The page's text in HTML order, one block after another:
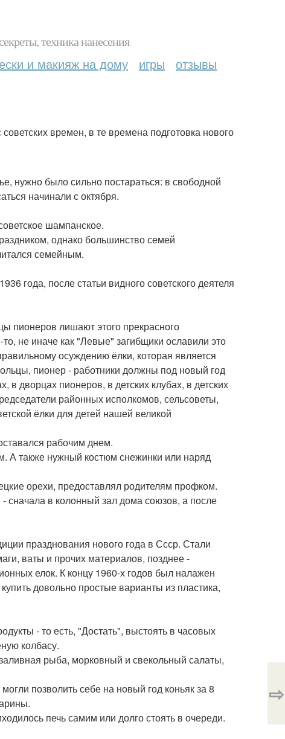
техника нанесения
и макияж на дому игры отзывы
времен, в те времена подготовка нового
нужно было сильно постараться: в свободной
начинали с октября.
шампанское.
однако большинство семей
семейным.
года, после статьи видного советского деятеля
пионеров лишают этого прекрасного
не иначе как "Левые" загибщики ославили это
осуждению ёлки, которая является
пионер - работники должны под новый год
в дворцах пионеров, в детских клубах, в детских
районных исполкомов, сельсоветы,
ёлки для детей нашей великой
рабочим днем.
А также нужный костюм снежинки или наряд
орехи, предоставлял родителям профком.
сначала в колонный зал дома союзов, а после
празднования нового года в Ссср. Стали
ваты и прочих материалов, позднее -
елок. К концу 1960-х годов был налажен
довольно простые варианты из пластика,
- то есть, "Достать", выстоять в часовых
колбасу.
рыба, морковный и свекольный салаты,
позволить себе на новый год коньяк за 8
печь самим или долго стоять в очереди.
⇨